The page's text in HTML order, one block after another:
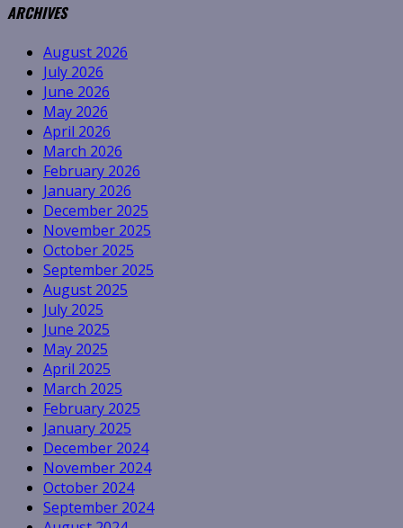
ARCHIVES
August 2026
July 2026
June 2026
May 2026
April 2026
March 2026
February 2026
January 2026
December 2025
November 2025
October 2025
September 2025
August 2025
July 2025
June 2025
May 2025
April 2025
March 2025
February 2025
January 2025
December 2024
November 2024
October 2024
September 2024